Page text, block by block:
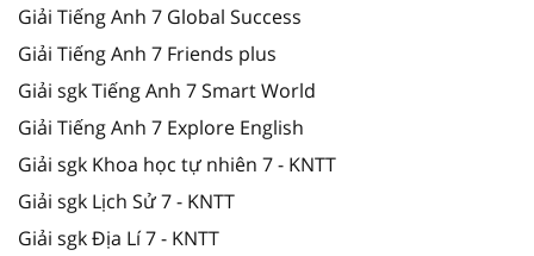
Giải Tiếng Anh 7 Global Success
Giải Tiếng Anh 7 Friends plus
Giải sgk Tiếng Anh 7 Smart World
Giải Tiếng Anh 7 Explore English
Giải sgk Khoa học tự nhiên 7 - KNTT
Giải sgk Lịch Sử 7 - KNTT
Giải sgk Địa Lí 7 - KNTT